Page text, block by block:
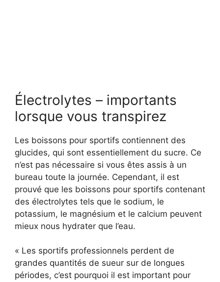
Électrolytes – importants
lorsque vous transpirez
Les boissons pour sportifs contiennent des
glucides, qui sont essentiellement du sucre. Ce
n’est pas nécessaire si vous êtes assis à un
bureau toute la journée. Cependant, il est
prouvé que les boissons pour sportifs contenant
des électrolytes tels que le sodium, le
potassium, le magnésium et le calcium peuvent
mieux nous hydrater que l’eau.
« Les sportifs professionnels perdent de
grandes quantités de sueur sur de longues
périodes, c’est pourquoi il est important pour